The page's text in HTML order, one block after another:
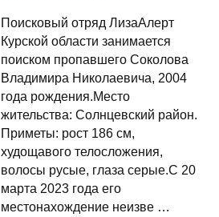
Поисковый отряд ЛизаАлерт
Курской области занимается
поиском пропавшего Соколова
Владимира Николаевича, 2004
года рождения.Место
жительства: Солнцевский район.
Приметы: рост 186 см,
худощавого телосложения,
волосы русые, глаза серые.С 20
марта 2023 года его
местонахождение неизве …